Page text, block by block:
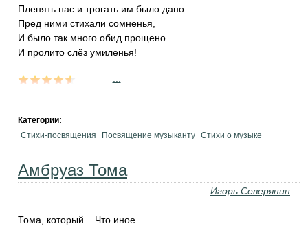
Пленять нас и трогать им было дано:
‎Пред ними стихали сомненья,
И было так много обид прощено
‎И пролито слёз умиленья!
Категории:
Стихи-посвящения
Посвящение музыканту Стихи о музыке
Амбруаз Тома
Игорь Северянин
Тома, который... Что иное